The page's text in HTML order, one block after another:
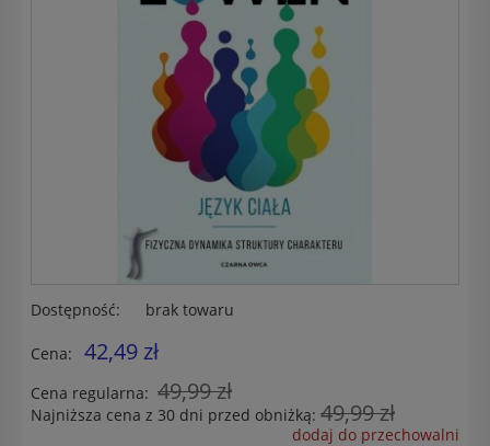
Dostępność: brak towaru
Cena: 42,49 zł
Cena regularna: 49,99 zł
Najniższa cena z 30 dni przed obniżką: 49,99 zł
dodaj do przechowalni